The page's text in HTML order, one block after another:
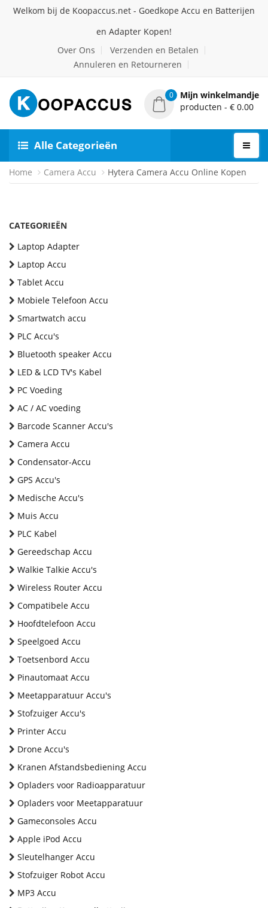
Welkom bij de Koopaccus.net - Goedkope Accu en Batterijen
en Adapter Kopen!
Over Ons
Verzenden en Betalen
Annuleren en Retourneren
0
Mijn winkelmandje
producten - € 0.00
Alle Categorieën
Home Camera Accu Hytera Camera Accu Online Kopen
CATEGORIEËN
Laptop Adapter
Laptop Accu
Tablet Accu
Mobiele Telefoon Accu
Smartwatch accu
PLC Accu's
Bluetooth speaker Accu
LED & LCD TV's Kabel
PC Voeding
AC / AC voeding
Barcode Scanner Accu's
Camera Accu
Condensator-Accu
GPS Accu's
Medische Accu's
Muis Accu
PLC Kabel
Gereedschap Accu
Walkie Talkie Accu's
Wireless Router Accu
Compatibele Accu
Hoofdtelefoon Accu
Speelgoed Accu
Toetsenbord Accu
Pinautomaat Accu
Meetapparatuur Accu's
Stofzuiger Accu's
Printer Accu
Drone Accu's
Kranen Afstandsbediening Accu
Opladers voor Radioapparatuur
Opladers voor Meetapparatuur
Gameconsoles Accu
Apple iPod Accu
Sleutelhanger Accu
Stofzuiger Robot Accu
MP3 Accu